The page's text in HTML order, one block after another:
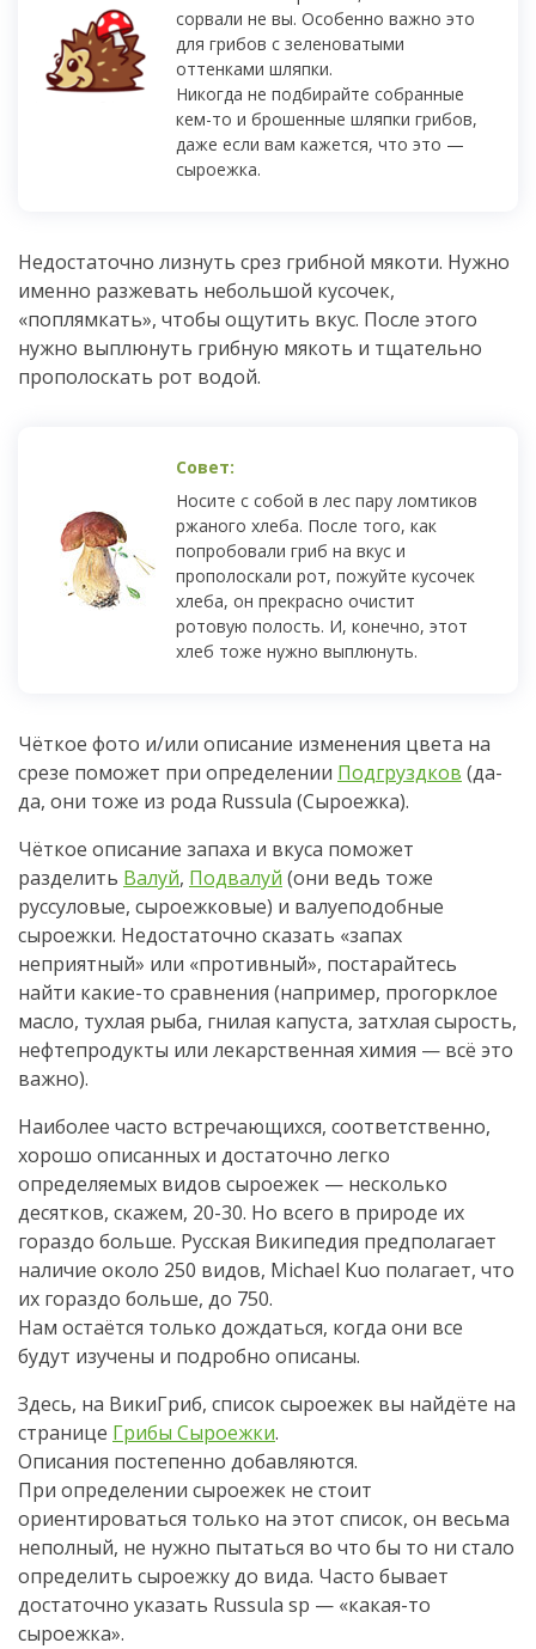
сорвали не вы. Особенно важно это
для грибов с зеленоватыми
оттенками шляпки.
Никогда не подбирайте собранные
кем-то и брошенные шляпки грибов,
даже если вам кажется, что это —
сыроежка.
Недостаточно лизнуть срез грибной мякоти. Нужно
именно разжевать небольшой кусочек,
«поплямкать», чтобы ощутить вкус. После этого
нужно выплюнуть грибную мякоть и тщательно
прополоскать рот водой.
Носите с собой в лес пару ломтиков
ржаного хлеба. После того, как
попробовали гриб на вкус и
прополоскали рот, пожуйте кусочек
хлеба, он прекрасно очистит
ротовую полость. И, конечно, этот
хлеб тоже нужно выплюнуть.
Чёткое фото и/или описание изменения цвета на
срезе поможет при определении Подгруздков (да-
да, они тоже из рода Russula (Сыроежка).
Чёткое описание запаха и вкуса поможет
разделить Валуй, Подвалуй (они ведь тоже
руссуловые, сыроежковые) и валуеподобные
сыроежки. Недостаточно сказать «запах
неприятный» или «противный», постарайтесь
найти какие-то сравнения (например, прогорклое
масло, тухлая рыба, гнилая капуста, затхлая сырость,
нефтепродукты или лекарственная химия — всё это
важно).
Наиболее часто встречающихся, соответственно,
хорошо описанных и достаточно легко
определяемых видов сыроежек — несколько
десятков, скажем, 20-30. Но всего в природе их
гораздо больше. Русская Википедия предполагает
наличие около 250 видов, Michael Kuo полагает, что
их гораздо больше, до 750.
Нам остаётся только дождаться, когда они все
будут изучены и подробно описаны.
Здесь, на ВикиГриб, список сыроежек вы найдёте на
странице Грибы Сыроежки.
Описания постепенно добавляются.
При определении сыроежек не стоит
ориентироваться только на этот список, он весьма
неполный, не нужно пытаться во что бы то ни стало
определить сыроежку до вида. Часто бывает
достаточно указать Russula sp — «какая-то
сыроежка».